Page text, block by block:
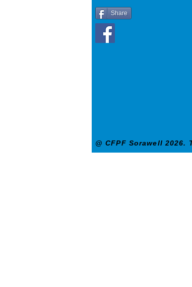
Share
@ CFPF Sorawell